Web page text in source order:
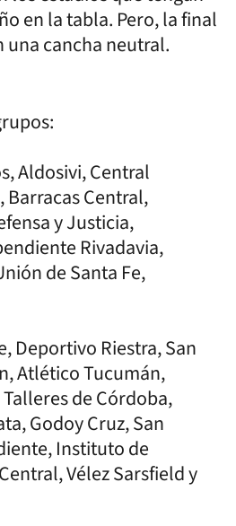
en la tabla. Pero, la final
una cancha neutral.
Aldosivi, Central
Central,
y Justicia,
Rivadavia,
de Santa Fe,
Deportivo Riestra, San
Atlético Tucumán,
de Córdoba,
Godoy Cruz, San
Instituto de
Vélez Sarsfield y